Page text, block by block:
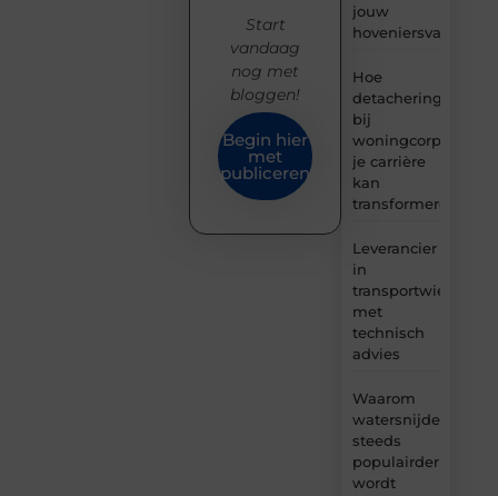
jouw
Hoe
detachering
bij
woningcorporaties
je carrière
kan
transformeren
Leverancier
in
transportwielen
met
technisch
advies
Waarom
watersnijden
steeds
populairder
wordt
Start
vandaag
nog met
bloggen!
Begin hier
met
publiceren